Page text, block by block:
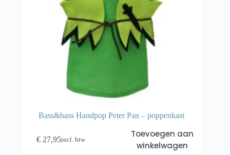
Bass&bass Handpop Peter Pan – poppenkast
€ 27,95incl. btw
Toevoegen aan
winkelwagen